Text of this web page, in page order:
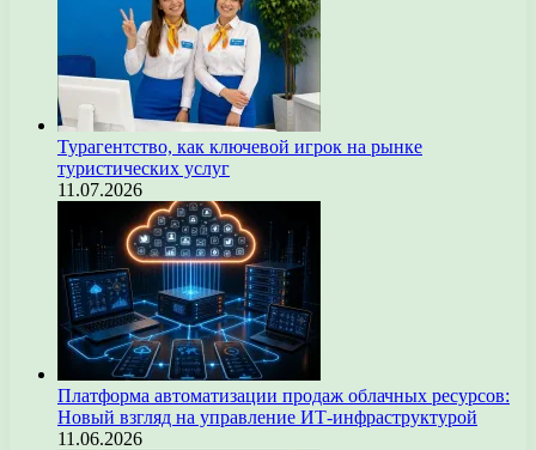
Турагентство, как ключевой игрок на рынке
туристических услуг
11.07.2026
Платформа автоматизации продаж облачных ресурсов:
Новый взгляд на управление ИТ-инфраструктурой
11.06.2026